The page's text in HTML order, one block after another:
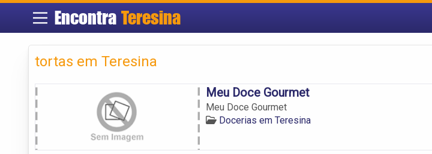
Encontra Teresina
tortas em Teresina
Meu Doce Gourmet
Meu Doce Gourmet
Docerias em Teresina